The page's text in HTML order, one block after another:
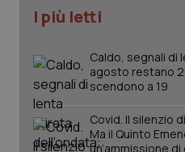
I più letti
Caldo, segnali di
agosto restano
scendono a 19
Covid. Il silenzio
Ma il Quinto
un’ammissione
tracking-sites-ironfish-
session-id